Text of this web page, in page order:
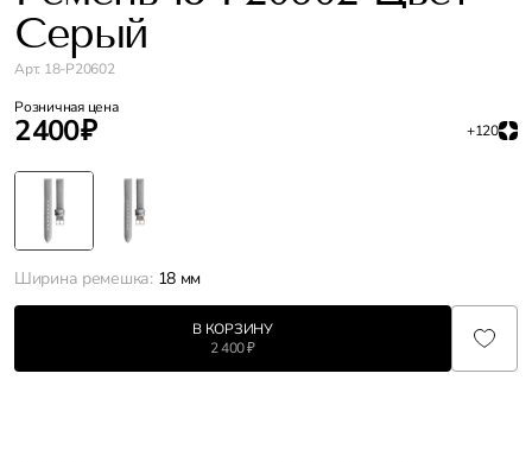
Серый
Арт. 18-P20602
Ширина ремешка: 18 мм
Розничная цена
2 400 ₽ +120
В КОРЗИНУ
2 400 ₽